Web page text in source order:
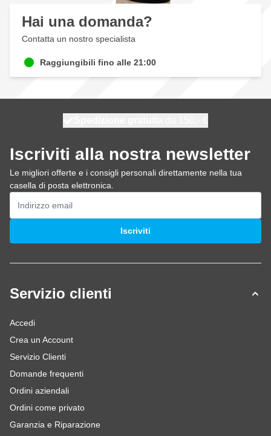
Hai una domanda?
Contatta un nostro specialista
Raggiungibili fino alle 21:00
Iscriviti alla nostra newsletter
Le migliori offerte e i consigli personali direttamente nella tua
casella di posta elettronica.
Indirizzo email
Iscriviti
Servizio clienti
Accedi
Crea un Account
Servizio Clienti
Domande frequenti
Ordini aziendali
Ordini come privato
Garanzia e Riparazione